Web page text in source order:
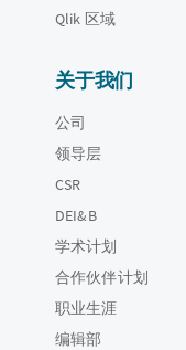
Qlik 区域
关于我们
公司
领导层
CSR
DEI&B
学术计划
合作伙伴计划
职业生涯
编辑部